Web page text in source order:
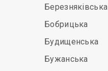
Березняківська
Бобрицька
Будищенська
Бужанська